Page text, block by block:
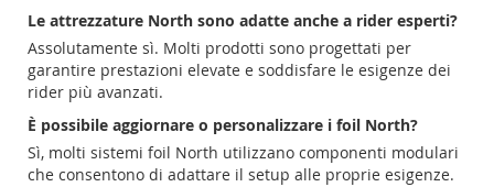
Le attrezzature North sono adatte anche a rider esperti?
Assolutamente sì. Molti prodotti sono progettati per
garantire prestazioni elevate e soddisfare le esigenze dei
rider più avanzati.
È possibile aggiornare o personalizzare i foil North?
Sì, molti sistemi foil North utilizzano componenti modulari
che consentono di adattare il setup alle proprie esigenze.